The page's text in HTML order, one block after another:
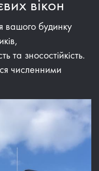
вікон
вашого будинку
та зносостійкість.
численними